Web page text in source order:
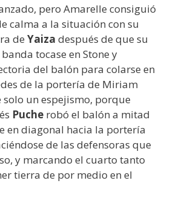
pero Amarelle consiguió
calma a la situación con su
de Yaiza después de que su
tocase en Stone y
del balón para colarse en
de la portería de Miriam
solo un espejismo, porque
Puche robó el balón a mitad
en diagonal hacia la portería
de las defensoras que
y marcando el cuarto tanto
tierra de por medio en el